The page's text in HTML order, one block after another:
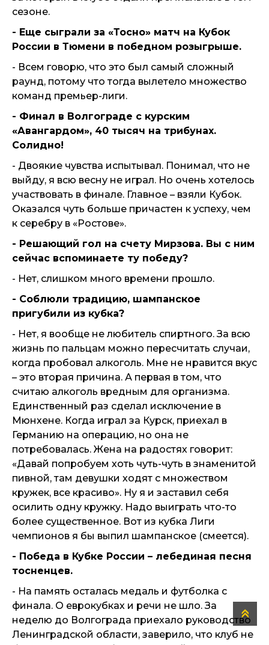
сезоне.
- Еще сыграли за «Тосно» матч на Кубок
России в Тюмени в победном розыгрыше.
- Всем говорю, что это был самый сложный
раунд, потому что тогда вылетело множество
команд премьер-лиги.
- Финал в Волгограде с курским
«Авангардом», 40 тысяч на трибунах.
Солидно!
- Двоякие чувства испытывал. Понимал, что не
выйду, я всю весну не играл. Но очень хотелось
участвовать в финале. Главное – взяли Кубок.
Оказался чуть больше причастен к успеху, чем
к серебру в «Ростове».
- Решающий гол на счету Мирзова. Вы с ним
сейчас вспоминаете ту победу?
- Нет, слишком много времени прошло.
- Соблюли традицию, шампанское
пригубили из кубка?
- Нет, я вообще не любитель спиртного. За всю
жизнь по пальцам можно пересчитать случаи,
когда пробовал алкоголь. Мне не нравится вкус
– это вторая причина. А первая в том, что
считаю алкоголь вредным для организма.
Единственный раз сделал исключение в
Мюнхене. Когда играл за Курск, приехал в
Германию на операцию, но она не
потребовалась. Жена на радостях говорит:
«Давай попробуем хоть чуть-чуть в знаменитой
пивной, там девушки ходят с множеством
кружек, все красиво». Ну я и заставил себя
осилить одну кружку. Надо выиграть что-то
более существенное. Вот из кубка Лиги
чемпионов я бы выпил шампанское (смеется).
- Победа в Кубке России – лебединая песня
тосненцев.
- На память осталась медаль и футболка с
финала. О еврокубках и речи не шло. За
неделю до Волгограда приехало руководство
Ленинградской области, заверило, что клуб не